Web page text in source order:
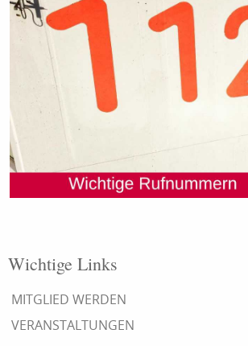
Wichtige Links
MITGLIED WERDEN
VERANSTALTUNGEN